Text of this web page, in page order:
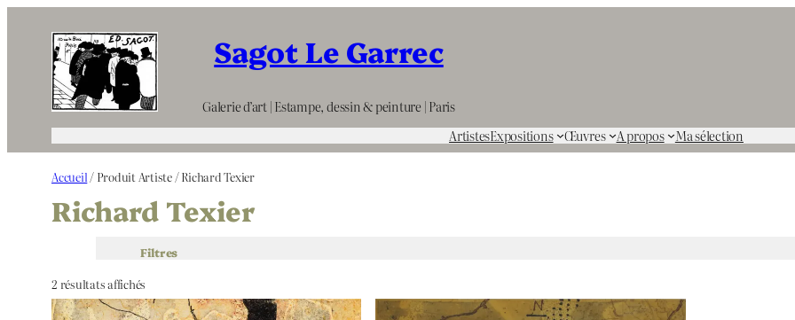
contenu
Sagot Le Garrec
Galerie d’art | Estampe, dessin & peinture | Paris
ArtistesExpositions Œuvres A propos Ma sélection
Accueil / Produit Artiste / Richard Texier
Richard Texier
Filtres
2 résultats affichés